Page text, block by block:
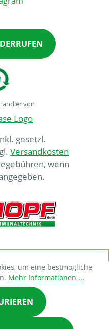
von
gesetzl.
Versandkosten
wenn
um eine bestmögliche
Mehr Informationen ...